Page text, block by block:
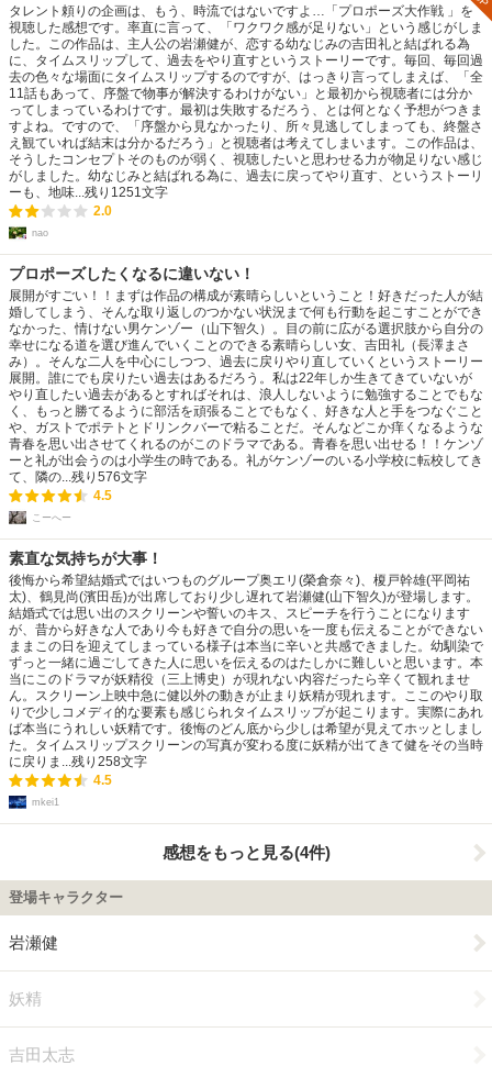
タレント頼りの企画は、もう、時流ではないですよ…「プロポーズ大作戦 」を
視聴した感想です。率直に言って、「ワクワク感が足りない」という感じがしま
した。この作品は、主人公の岩瀬健が、恋する幼なじみの吉田礼と結ばれる為
に、タイムスリップして、過去をやり直すというストーリーです。毎回、毎回過
去の色々な場面にタイムスリップするのですが、はっきり言ってしまえば、「全
11話もあって、序盤で物事が解決するわけがない」と最初から視聴者には分か
ってしまっているわけです。最初は失敗するだろう、とは何となく予想がつきま
すよね。ですので、「序盤から見なかったり、所々見逃してしまっても、終盤さ
え観ていれば結末は分かるだろう」と視聴者は考えてしまいます。この作品は、
そうしたコンセプトそのものが弱く、視聴したいと思わせる力が物足りない感じ
がしました。幼なじみと結ばれる為に、過去に戻ってやり直す、というストーリ
ーも、地味...残り 1251文字
2.0
nao
プロポーズしたくなるに違いない！
展開がすごい！！まずは作品の構成が素晴らしいということ！好きだった人が結
婚してしまう、そんな取り返しのつかない状況まで何も行動を起こすことができ
なかった、情けない男ケンゾー（山下智久）。目の前に広がる選択肢から自分の
幸せになる道を選び進んでいくことのできる素晴らしい女、吉田礼（長澤まさ
み）。そんな二人を中心にしつつ、過去に戻りやり直していくというストーリー
展開。誰にでも戻りたい過去はあるだろう。私は22年しか生きてきていないが
やり直したい過去があるとすればそれは、浪人しないように勉強することでもな
く、もっと勝てるように部活を頑張ることでもなく、好きな人と手をつなぐこと
や、ガストでポテトとドリンクバーで粘ることだ。そんなどこか痒くなるような
青春を思い出させてくれるのがこのドラマである。青春を思い出せる！！ケンゾ
ーと礼が出会うのは小学生の時である。礼がケンゾーのいる小学校に転校してき
て、隣の...残り 576文字
4.5
こーへー
素直な気持ちが大事！
後悔から希望結婚式ではいつものグループ奥エリ(榮倉奈々)、榎戸幹雄(平岡祐
太)、鶴見尚(濱田岳)が出席しており少し遅れて岩瀬健(山下智久)が登場します。
結婚式では思い出のスクリーンや誓いのキス、スピーチを行うことになります
が、昔から好きな人であり今も好きで自分の思いを一度も伝えることができない
ままこの日を迎えてしまっている様子は本当に辛いと共感できました。幼馴染で
ずっと一緒に過ごしてきた人に思いを伝えるのはたしかに難しいと思います。本
当にこのドラマが妖精役（三上博史）が現れない内容だったら辛くて観れませ
ん。スクリーン上映中急に健以外の動きが止まり妖精が現れます。ここのやり取
りで少しコメディ的な要素も感じられタイムスリップが起こります。実際にあれ
ば本当にうれしい妖精です。後悔のどん底から少しは希望が見えてホッとしまし
た。タイムスリップスクリーンの写真が変わる度に妖精が出てきて健をその当時
に戻りま...残り 258文字
4.5
mkei1
感想をもっと見る(4件)
登場キャラクター
岩瀬健
妖精
吉田太志